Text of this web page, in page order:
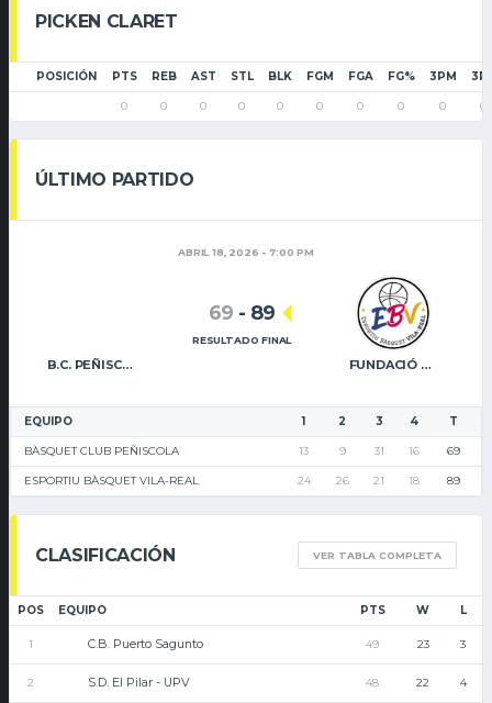
PICKEN CLARET
POSICIÓN PTS REB AST STL BLK FGM FGA FG% 3PM
0 0 0 0 0 0 0 0 0 0
ÚLTIMO PARTIDO
ABRIL 18, 2026 - 7:00 PM
B.C. PEÑISCOLA FUNDACIÓ CAIXA RURAL VILA-REAL
69 - 89
RESULTADO FINAL
EQUIPO 1 2 3 4 T
BÀSQUET CLUB PEÑISCOLA 13 9 31 16 69
ESPORTIU BÀSQUET VILA-REAL 24 26 21 18 89
CLASIFICACIÓN VER TABLA COMPLETA
POS EQUIPO PTS W L
1 C.B. Puerto Sagunto 49 23 3
2 S.D. El Pilar - UPV 48 22 4